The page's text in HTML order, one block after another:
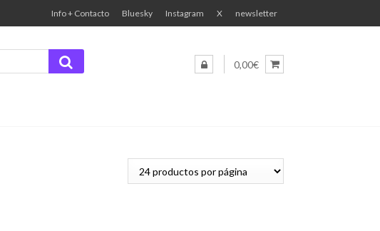
Info + Contacto Bluesky Instagram X newsletter
0,00€